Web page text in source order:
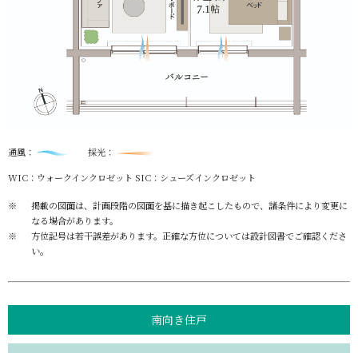
通風：
採光：
WIC：ウォークインクロゼット SIC：シューズインクロゼット
掲載の図面は、計画段階の図面を基に描き起こしたもので、諸条件により変更に
なる場合があります。
方位記号は若干誤差があります。正確な方位については設計図書でご確認くださ
い。
南向き住戸